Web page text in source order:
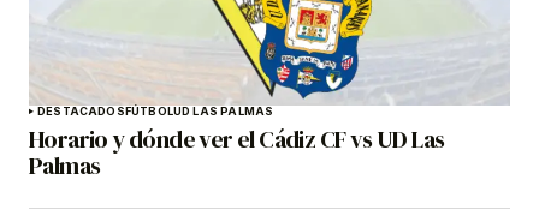
DESTACADOSFÚTBOLUD LAS PALMAS
Horario y dónde ver el Cádiz CF vs UD Las
Palmas